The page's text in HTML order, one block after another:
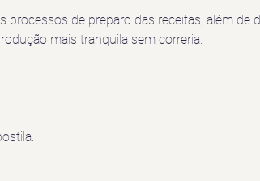
processos de preparo das receitas, além de
mais tranquila sem correria.